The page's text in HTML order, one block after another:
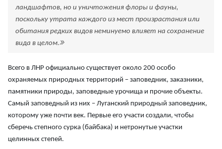
ландшафтов, но и уничтожения флоры и фауны,
поскольку утрата каждого из мест произрастания или
обитания редких видов неминуемо влияет на сохранение
вида в целом.
Всего в ЛНР официально существует около 200 особо
охраняемых природных территорий – заповедник, заказники,
памятники природы, заповедные урочища и прочие объекты.
Самый заповедный из них – Луганский природный заповедник,
которому уже почти век. Первые его участи создали, чтобы
сберечь степного сурка (байбака) и нетронутые участки
целинных степей.